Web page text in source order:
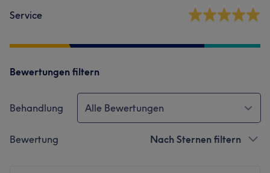
Service
Bewertungen filtern
Behandlung Alle Bewertungen
Bewertung Nach Sternen filtern